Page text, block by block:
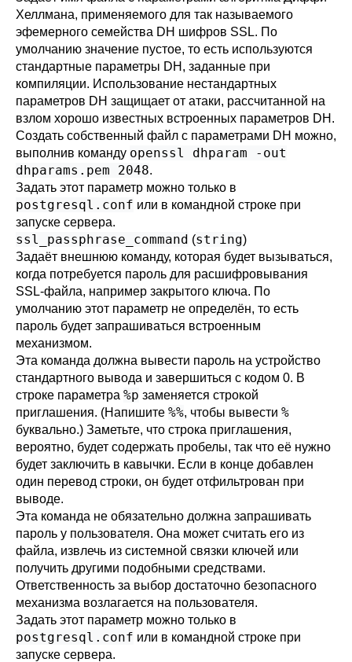
Хеллмана, применяемого для так называемого
эфемерного семейства DH шифров SSL. По
умолчанию значение пустое, то есть используются
стандартные параметры DH, заданные при
компиляции. Использование нестандартных
параметров DH защищает от атаки, рассчитанной на
взлом хорошо известных встроенных параметров DH.
Создать собственный файл с параметрами DH можно,
выполнив команду openssl dhparam -out
dhparams.pem 2048.
Задать этот параметр можно только в
postgresql.conf или в командной строке при
запуске сервера.
ssl_passphrase_command (string)
Задаёт внешнюю команду, которая будет вызываться,
когда потребуется пароль для расшифровывания
SSL-файла, например закрытого ключа. По
умолчанию этот параметр не определён, то есть
пароль будет запрашиваться встроенным
механизмом.
Эта команда должна вывести пароль на устройство
стандартного вывода и завершиться с кодом 0. В
строке параметра %p заменяется строкой
приглашения. (Напишите %%, чтобы вывести %
буквально.) Заметьте, что строка приглашения,
вероятно, будет содержать пробелы, так что её нужно
будет заключить в кавычки. Если в конце добавлен
один перевод строки, он будет отфильтрован при
выводе.
Эта команда не обязательно должна запрашивать
пароль у пользователя. Она может считать его из
файла, извлечь из системной связки ключей или
получить другими подобными средствами.
Ответственность за выбор достаточно безопасного
механизма возлагается на пользователя.
Задать этот параметр можно только в
postgresql.conf или в командной строке при
запуске сервера.